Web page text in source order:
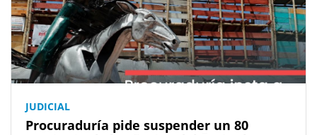
JUDICIAL
Procuraduría pide suspender un 80